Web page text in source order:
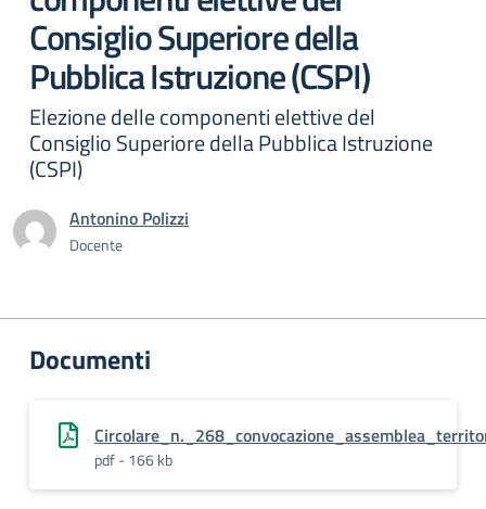
Consiglio Superiore della
Pubblica Istruzione (CSPI)
Elezione delle componenti elettive del
Consiglio Superiore della Pubblica Istruzione
(CSPI)
Antonino Polizzi
Docente
Documenti
pdf - 166 kb